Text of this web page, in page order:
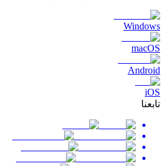
Windows
macOS
Android
iOS
تابعنا